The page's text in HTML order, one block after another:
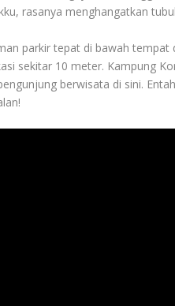
rasanya menghangatkan
parkir tepat di bawah tempat
sekitar 10 meter. Kampung
berwisata di sini.